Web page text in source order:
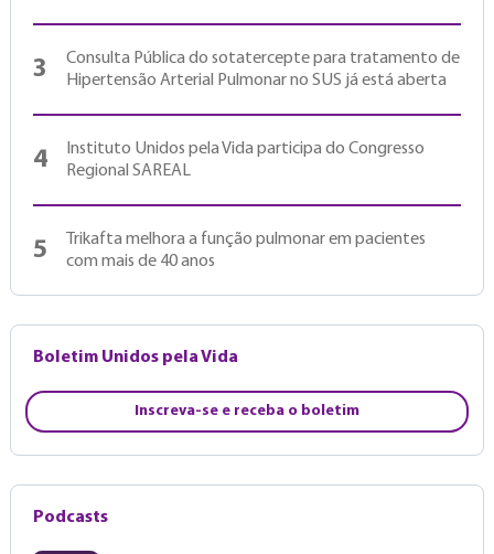
3
Consulta Pública do sotatercepte para tratamento de
Hipertensão Arterial Pulmonar no SUS já está aberta
4
Instituto Unidos pela Vida participa do Congresso
Regional SAREAL
5
Trikafta melhora a função pulmonar em pacientes
com mais de 40 anos
Boletim Unidos pela Vida
Inscreva-se e receba o boletim
Podcasts